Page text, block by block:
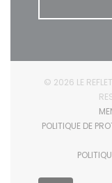
© 2026 LE
POLITIQUE DE